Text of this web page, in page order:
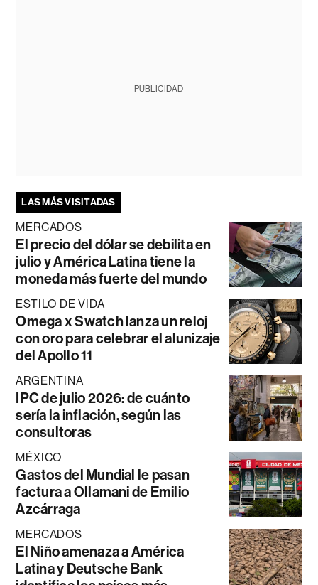
PUBLICIDAD
LAS MÁS VISITADAS
MERCADOS
El precio del dólar se debilita en
julio y América Latina tiene la
moneda más fuerte del mundo
ESTILO DE VIDA
Omega x Swatch lanza un reloj
con oro para celebrar el alunizaje
del Apollo 11
ARGENTINA
IPC de julio 2026: de cuánto
sería la inflación, según las
consultoras
MÉXICO
Gastos del Mundial le pasan
factura a Ollamani de Emilio
Azcárraga
MERCADOS
El Niño amenaza a América
Latina y Deutsche Bank